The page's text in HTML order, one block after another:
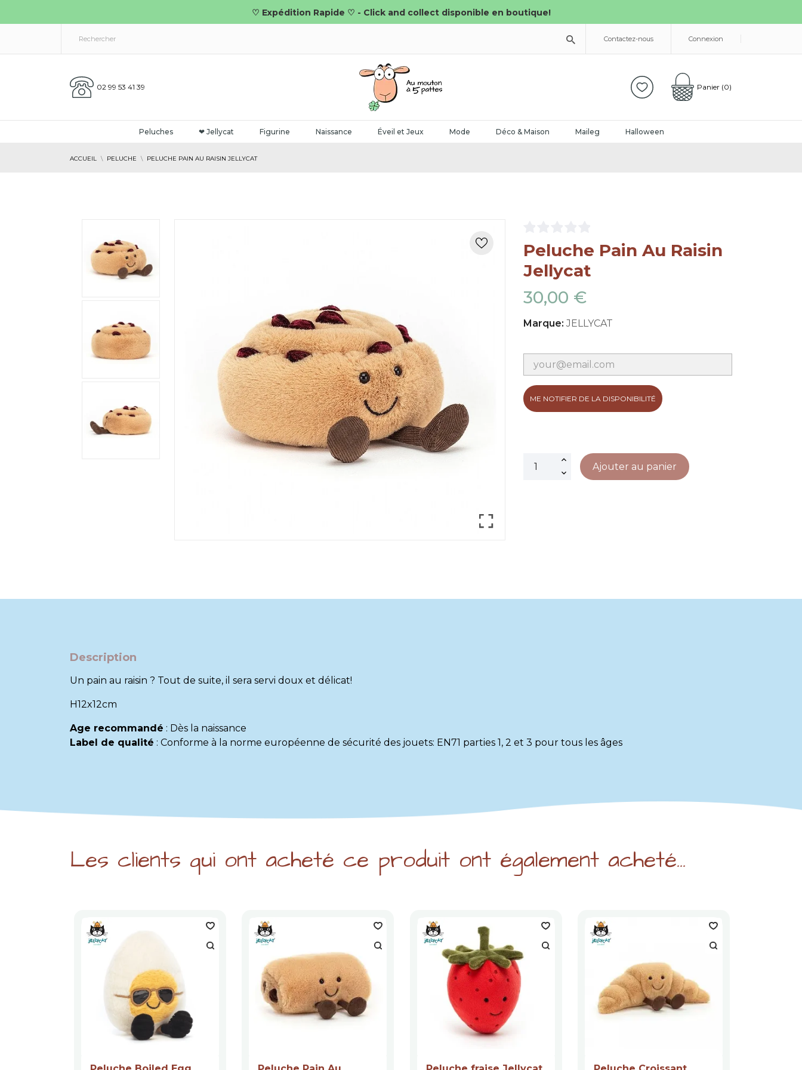
♡ Expédition Rapide ♡ - Click and collect disponible en boutique!
Contactez-nous Connexion
02 99 53 41 39 Panier (0)
Peluches ❤ Jellycat Figurine Naissance Éveil et Jeux Mode Déco & Maison Maileg Halloween
ACCUEIL PELUCHE PELUCHE PAIN AU RAISIN JELLYCAT
Peluche Pain Au Raisin
Jellycat
30,00 €
Marque: JELLYCAT
ME NOTIFIER DE LA DISPONIBILITÉ
Ajouter au panier
Description
Un pain au raisin ? Tout de suite, il sera servi doux et délicat!
H12x12cm
Age recommandé : Dès la naissance
Label de qualité : Conforme à la norme européenne de sécurité des jouets: EN71 parties 1, 2 et 3 pour tous les âges
Les clients qui ont acheté ce produit ont également acheté...